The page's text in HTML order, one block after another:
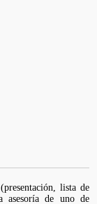
lista de
asesoría de uno de